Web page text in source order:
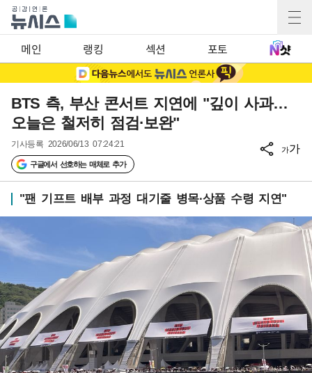
메인 랭킹 섹션 포토
BTS 측, 부산 콘서트 지연에 "깊이 사과…
오늘은 철저히 점검·보완"
기사등록 2026/06/13 07:24:21
구글에서 선호하는 매체로 추가
가가
"팬 기프트 배부 과정 대기줄 병목·상품 수령 지연"